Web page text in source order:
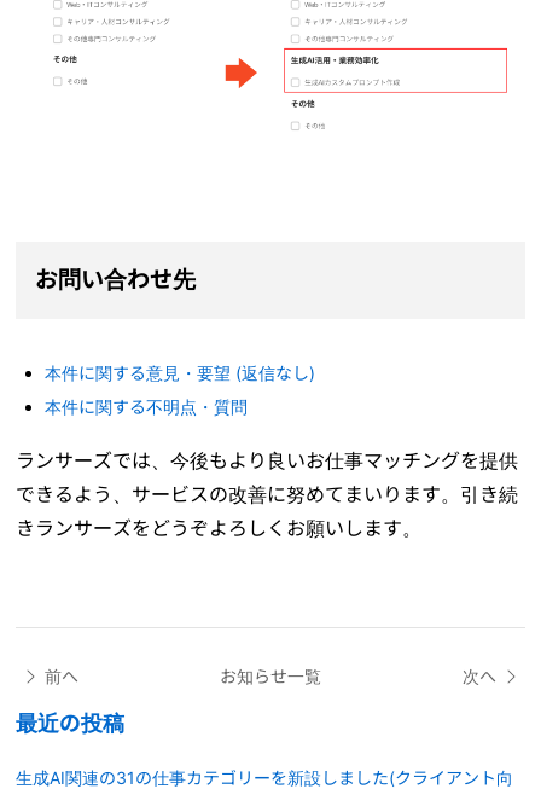
お問い合わせ先
本件に関する意見・要望 (返信なし)
本件に関する不明点・質問
ランサーズでは、今後もより良いお仕事マッチングを提供
できるよう、サービスの改善に努めてまいります。引き続
きランサーズをどうぞよろしくお願いします。
前へ お知らせ一覧 次へ
最近の投稿
生成AI関連の31の仕事カテゴリーを新設しました(クライアント向